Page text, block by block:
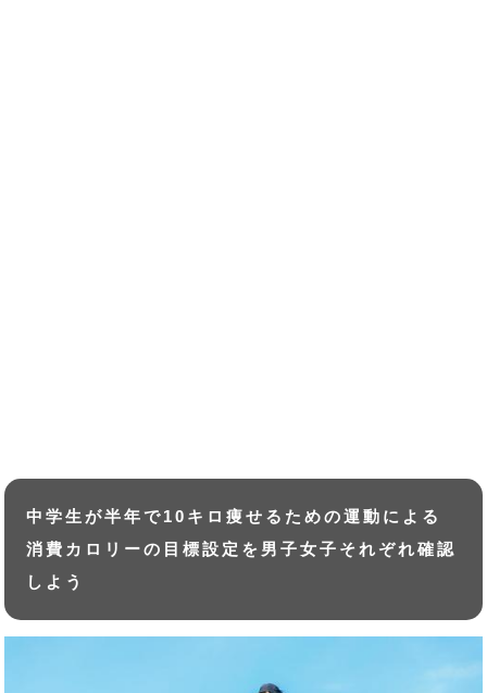
中学生が半年で10キロ痩せるための運動による
消費カロリーの目標設定を男子女子それぞれ確認
しよう